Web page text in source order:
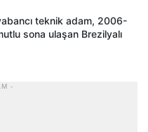
teknik adam, 2006-
sona ulaşan Brezilyalı
-